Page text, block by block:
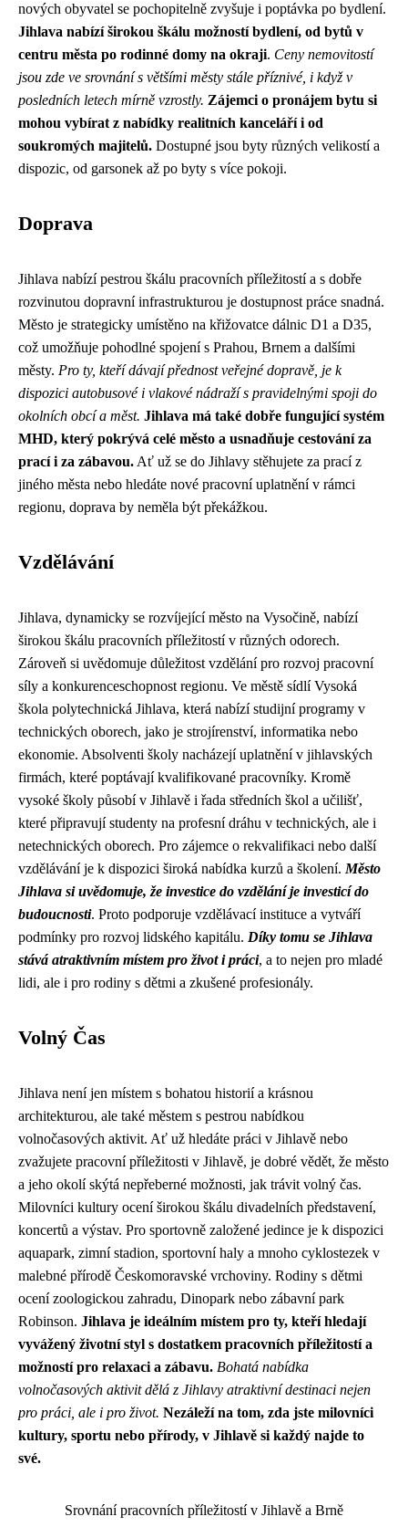
nových obyvatel se pochopitelně zvyšuje i poptávka po bydlení.
Jihlava nabízí širokou škálu možností bydlení, od bytů v
centru města po rodinné domy na okraji. Ceny nemovitostí
jsou zde ve srovnání s většími městy stále příznivé, i když v
posledních letech mírně vzrostly. Zájemci o pronájem bytu si
mohou vybírat z nabídky realitních kanceláří i od
soukromých majitelů. Dostupné jsou byty různých velikostí a
dispozic, od garsonek až po byty s více pokoji.
Doprava
Jihlava nabízí pestrou škálu pracovních příležitostí a s dobře
rozvinutou dopravní infrastrukturou je dostupnost práce snadná.
Město je strategicky umístěno na křižovatce dálnic D1 a D35,
což umožňuje pohodlné spojení s Prahou, Brnem a dalšími
městy. Pro ty, kteří dávají přednost veřejné dopravě, je k
dispozici autobusové i vlakové nádraží s pravidelnými spoji do
okolních obcí a měst. Jihlava má také dobře fungující systém
MHD, který pokrývá celé město a usnadňuje cestování za
prací i za zábavou. Ať už se do Jihlavy stěhujete za prací z
jiného města nebo hledáte nové pracovní uplatnění v rámci
regionu, doprava by neměla být překážkou.
Vzdělávání
Jihlava, dynamicky se rozvíjející město na Vysočině, nabízí
širokou škálu pracovních příležitostí v různých odorech.
Zároveň si uvědomuje důležitost vzdělání pro rozvoj pracovní
síly a konkurenceschopnost regionu. Ve městě sídlí Vysoká
škola polytechnická Jihlava, která nabízí studijní programy v
technických oborech, jako je strojírenství, informatika nebo
ekonomie. Absolventi školy nacházejí uplatnění v jihlavských
firmách, které poptávají kvalifikované pracovníky. Kromě
vysoké školy působí v Jihlavě i řada středních škol a učilišť,
které připravují studenty na profesní dráhu v technických, ale i
netechnických oborech. Pro zájemce o rekvalifikaci nebo další
vzdělávání je k dispozici široká nabídka kurzů a školení. Město
Jihlava si uvědomuje, že investice do vzdělání je investicí do
budoucnosti. Proto podporuje vzdělávací instituce a vytváří
podmínky pro rozvoj lidského kapitálu. Díky tomu se Jihlava
stává atraktivním místem pro život i práci, a to nejen pro mladé
lidi, ale i pro rodiny s dětmi a zkušené profesionály.
Volný Čas
Jihlava není jen místem s bohatou historií a krásnou
architekturou, ale také městem s pestrou nabídkou
volnočasových aktivit. Ať už hledáte práci v Jihlavě nebo
zvažujete pracovní příležitosti v Jihlavě, je dobré vědět, že město
a jeho okolí skýtá nepřeberné možnosti, jak trávit volný čas.
Milovníci kultury ocení širokou škálu divadelních představení,
koncertů a výstav. Pro sportovně založené jedince je k dispozici
aquapark, zimní stadion, sportovní haly a mnoho cyklostezek v
malebné přírodě Českomoravské vrchoviny. Rodiny s dětmi
ocení zoologickou zahradu, Dinopark nebo zábavní park
Robinson. Jihlava je ideálním místem pro ty, kteří hledají
vyvážený životní styl s dostatkem pracovních příležitostí a
možností pro relaxaci a zábavu. Bohatá nabídka
volnočasových aktivit dělá z Jihlavy atraktivní destinaci nejen
pro práci, ale i pro život. Nezáleží na tom, zda jste milovníci
kultury, sportu nebo přírody, v Jihlavě si každý najde to
své.
Srovnání pracovních příležitostí v Jihlavě a Brně